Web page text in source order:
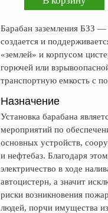
Барабан заземления БЗЗ
создается и
«землей» и корпусом
горючей или
транспортную емкость с
Назначение
Установка барабана
мероприятий по
основных устройств,
и нефтебаз. Благодаря
электричество в ходе
автоцистерн, а значит
риски возникновения
людей, порчи имущества